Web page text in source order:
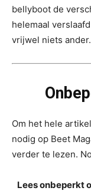
bellyboot de
helemaal
vrijwel niets
Om het hele
nodig op Beet
verder te lezen.
Lees onbeperkt